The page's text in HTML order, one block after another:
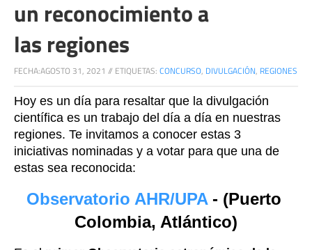
un reconocimiento a
las regiones
FECHA:AGOSTO 31, 2021 // ETIQUETAS: CONCURSO, DIVULGACIÓN, REGIONES
Hoy es un día para resaltar que la divulgación
científica es un trabajo del día a día en nuestras
regiones. Te invitamos a conocer estas 3
iniciativas nominadas y a votar para que una de
estas sea reconocida:
Observatorio AHR/UPA - (Puerto
Colombia, Atlántico)